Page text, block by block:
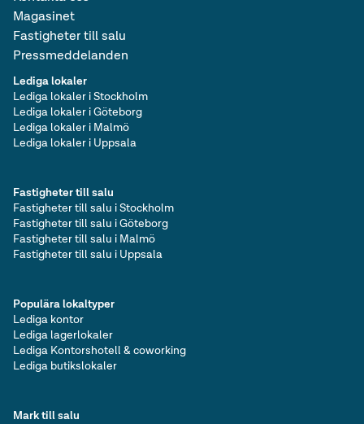
Magasinet
Fastigheter till salu
Pressmeddelanden
Lediga lokaler
Lediga lokaler i Stockholm
Lediga lokaler i Göteborg
Lediga lokaler i Malmö
Lediga lokaler i Uppsala
Populära lokaltyper
Lediga kontor
Lediga lagerlokaler
Lediga Kontorshotell & coworking
Lediga butikslokaler
Fastigheter till salu
Fastigheter till salu i Stockholm
Fastigheter till salu i Göteborg
Fastigheter till salu i Malmö
Fastigheter till salu i Uppsala
Mark till salu